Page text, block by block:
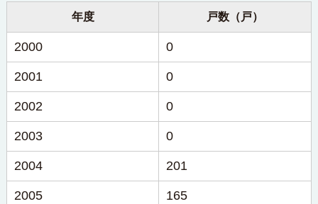
年度 戸数（戸）
2000 0
2001 0
2002 0
2003 0
2004 201
2005 165